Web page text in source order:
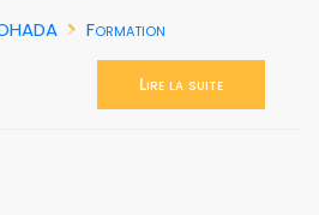
Formation
Lire la suite